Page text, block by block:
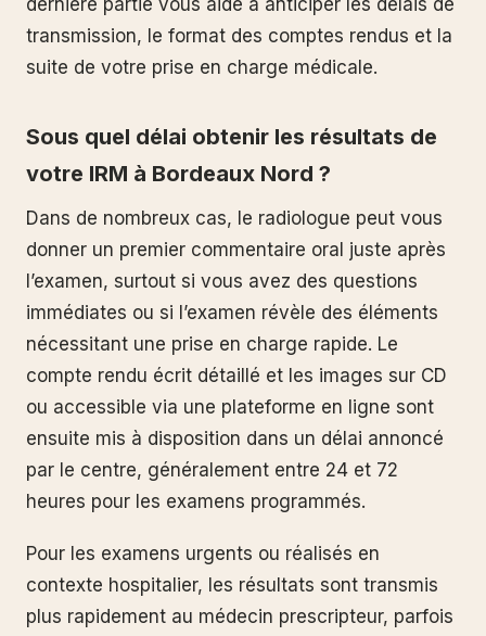
dernière partie vous aide à anticiper les délais de
transmission, le format des comptes rendus et la
suite de votre prise en charge médicale.
Sous quel délai obtenir les résultats de
votre IRM à Bordeaux Nord ?
Dans de nombreux cas, le radiologue peut vous
donner un premier commentaire oral juste après
l’examen, surtout si vous avez des questions
immédiates ou si l’examen révèle des éléments
nécessitant une prise en charge rapide. Le
compte rendu écrit détaillé et les images sur CD
ou accessible via une plateforme en ligne sont
ensuite mis à disposition dans un délai annoncé
par le centre, généralement entre 24 et 72
heures pour les examens programmés.
Pour les examens urgents ou réalisés en
contexte hospitalier, les résultats sont transmis
plus rapidement au médecin prescripteur, parfois